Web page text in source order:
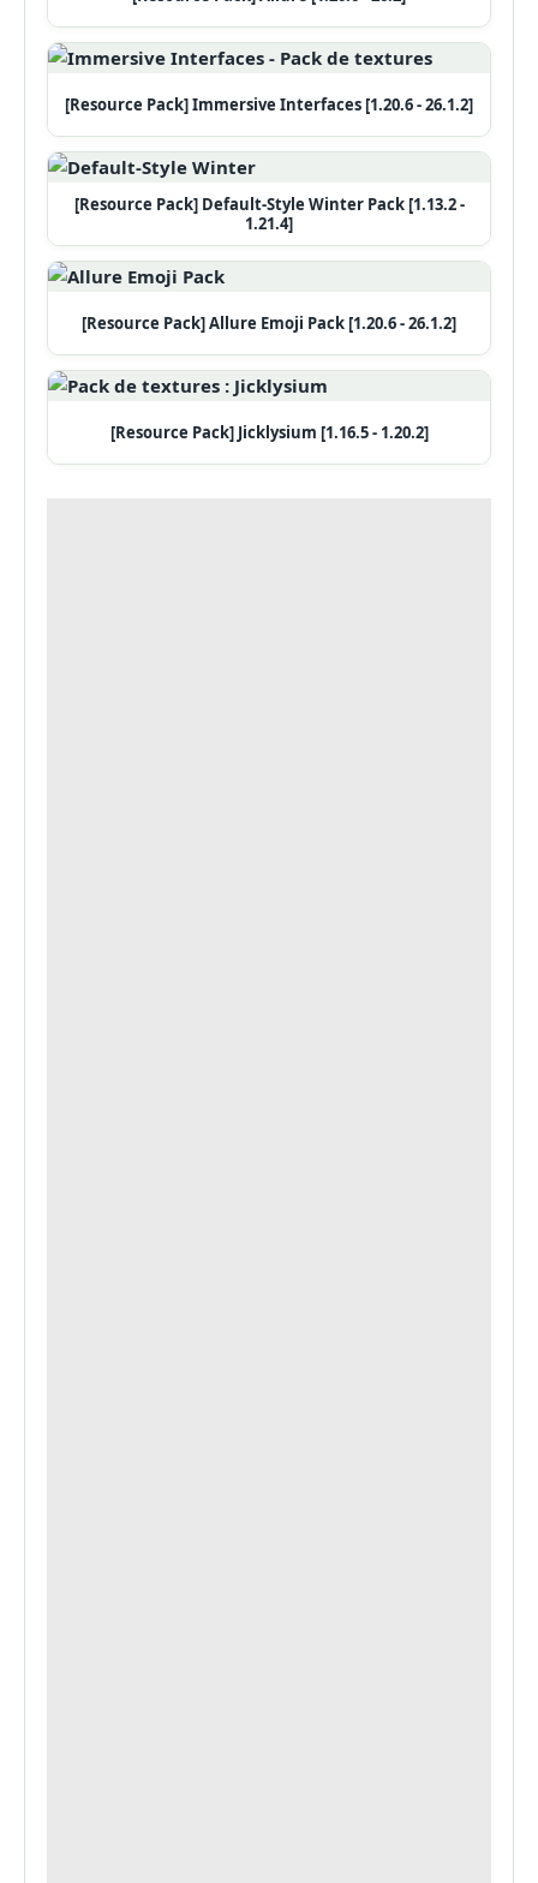
[Resource Pack] Immersive Interfaces [1.20.6 - 26.1.2]
[Resource Pack] Default-Style Winter Pack [1.13.2 -
1.21.4]
[Resource Pack] Allure Emoji Pack [1.20.6 - 26.1.2]
[Resource Pack] Jicklysium [1.16.5 - 1.20.2]